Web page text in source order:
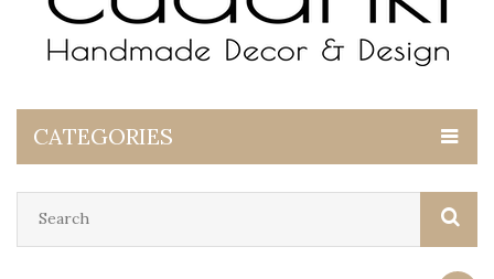
CATEGORIES